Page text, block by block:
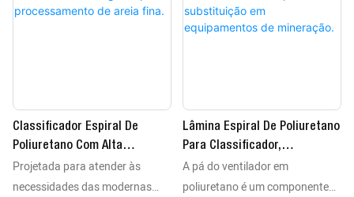
Classificador Espiral De
Poliuretano Com Alta
Resistência Ao Desgaste Para
Processamento De Areia Fina.
Projetada para atender às
necessidades das modernas
Lâmina Espiral De Poliuretano
Para Classificador,
Fornecimento OEM Para
Substituição Em
A pá do ventilador em
poliuretano é um componente